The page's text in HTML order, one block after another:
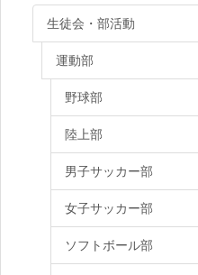
生徒会・部活動
運動部
野球部
陸上部
男子サッカー部
女子サッカー部
ソフトボール部